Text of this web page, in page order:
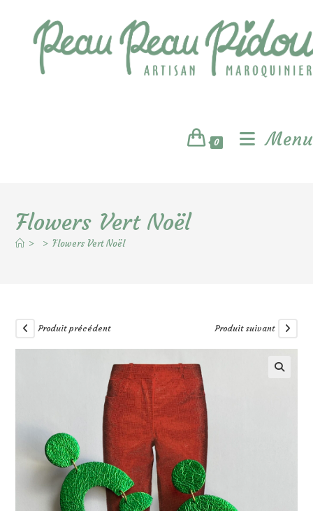
0 Menu
Flowers Vert Noël
> > Flowers Vert Noël
Produit précédent Produit suivant